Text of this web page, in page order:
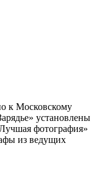
к Московскому
установлены
фотография»
из ведущих